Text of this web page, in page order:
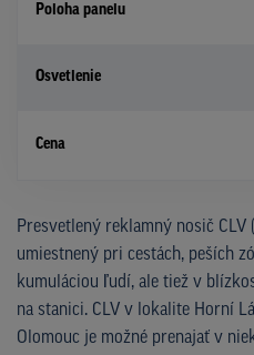
Poloha panelu
Osvetlenie
Cena
Presvetlený reklamný nosič
umiestnený pri cestách, peších
kumuláciou ľudí, ale tiež v
na stanici. CLV v lokalite Horní
Olomouc je možné prenajať v